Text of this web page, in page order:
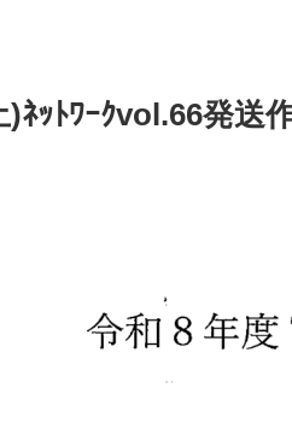
)ﾈｯﾄﾜｰｸvol.66発